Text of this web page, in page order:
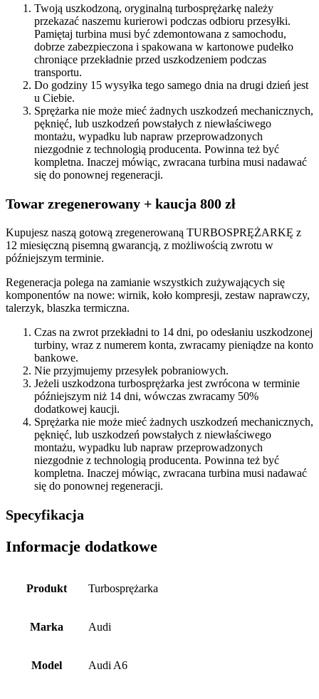
Twoją uszkodzoną, oryginalną turbosprężarkę należy
przekazać naszemu kurierowi podczas odbioru przesyłki.
Pamiętaj turbina musi być zdemontowana z samochodu,
dobrze zabezpieczona i spakowana w kartonowe pudełko
chroniące przekładnie przed uszkodzeniem podczas
transportu.
Do godziny 15 wysyłka tego samego dnia na drugi dzień jest
u Ciebie.
Sprężarka nie może mieć żadnych uszkodzeń mechanicznych,
pęknięć, lub uszkodzeń powstałych z niewłaściwego
montażu, wypadku lub napraw przeprowadzonych
niezgodnie z technologią producenta. Powinna też być
kompletna. Inaczej mówiąc, zwracana turbina musi nadawać
się do ponownej regeneracji.
Towar zregenerowany + kaucja 800 zł
Kupujesz naszą gotową zregenerowaną TURBOSPRĘŻARKĘ z
12 miesięczną pisemną gwarancją, z możliwością zwrotu w
późniejszym terminie.
Regeneracja polega na zamianie wszystkich zużywających się
komponentów na nowe: wirnik, koło kompresji, zestaw naprawczy,
talerzyk, blaszka termiczna.
Czas na zwrot przekładni to 14 dni, po odesłaniu uszkodzonej
turbiny, wraz z numerem konta, zwracamy pieniądze na konto
bankowe.
Nie przyjmujemy przesyłek pobraniowych.
Jeżeli uszkodzona turbosprężarka jest zwrócona w terminie
późniejszym niż 14 dni, wówczas zwracamy 50%
dodatkowej kaucji.
Sprężarka nie może mieć żadnych uszkodzeń mechanicznych,
pęknięć, lub uszkodzeń powstałych z niewłaściwego
montażu, wypadku lub napraw przeprowadzonych
niezgodnie z technologią producenta. Powinna też być
kompletna. Inaczej mówiąc, zwracana turbina musi nadawać
się do ponownej regeneracji.
Specyfikacja
Informacje dodatkowe
Produkt Turbosprężarka
Marka Audi
Model Audi A6